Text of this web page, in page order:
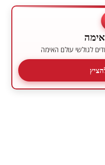
לגולשי עולם האימה